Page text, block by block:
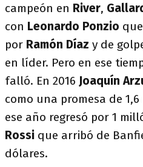
campeón en River,
con Leonardo Ponzio
por Ramón Díaz y de
en líder. Pero en ese
falló. En 2016 Joaquín
como una promesa de
ese año regresó por 1
Rossi que arribó de
dólares.